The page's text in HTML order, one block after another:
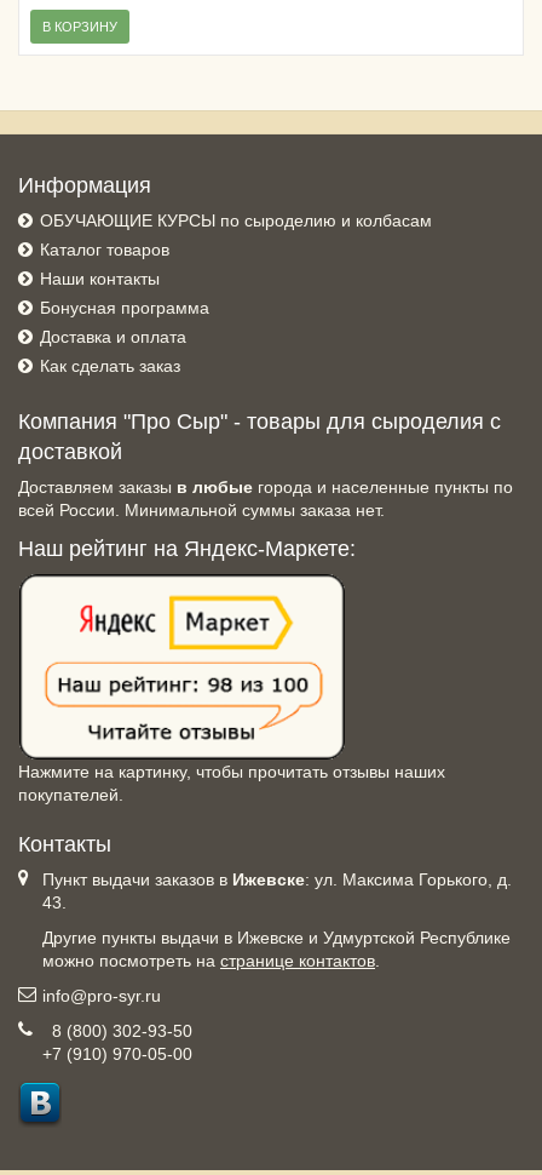
В КОРЗИНУ
Информация
ОБУЧАЮЩИЕ КУРСЫ по сыроделию и колбасам
Каталог товаров
Наши контакты
Бонусная программа
Доставка и оплата
Как сделать заказ
Компания "Про Сыр" - товары для сыроделия с
доставкой
Доставляем заказы в любые города и населенные пункты по
всей России. Минимальной суммы заказа нет.
Наш рейтинг на Яндекс-Маркете:
Нажмите на картинку, чтобы прочитать отзывы наших
покупателей.
Контакты
Пункт выдачи заказов в Ижевске: ул. Максима Горького, д.
43.
Другие пункты выдачи в Ижевске и Удмуртской Республике
можно посмотреть на странице контактов
info@pro-syr.ru
8 (800) 302-93-50
+7 (910) 970-05-00